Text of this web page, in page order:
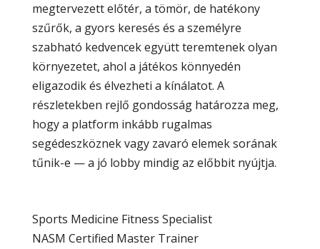
megtervezett előtér, a tömör, de hatékony
szűrők, a gyors keresés és a személyre
szabható kedvencek együtt teremtenek olyan
környezetet, ahol a játékos könnyedén
eligazodik és élvezheti a kínálatot. A
részletekben rejlő gondosság határozza meg,
hogy a platform inkább rugalmas
segédeszköznek vagy zavaró elemek sorának
tűnik-e — a jó lobby mindig az előbbit nyújtja.
Sports Medicine Fitness Specialist
NASM Certified Master Trainer